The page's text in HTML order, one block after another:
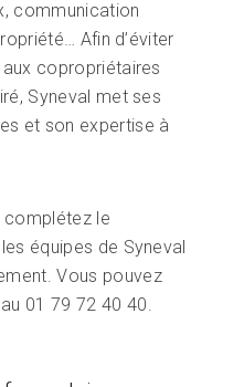
communication
Afin d’éviter
copropriétaires
Syneval met ses
et son expertise à
complétez le
équipes de Syneval
Vous pouvez
01 79 72 40 40.